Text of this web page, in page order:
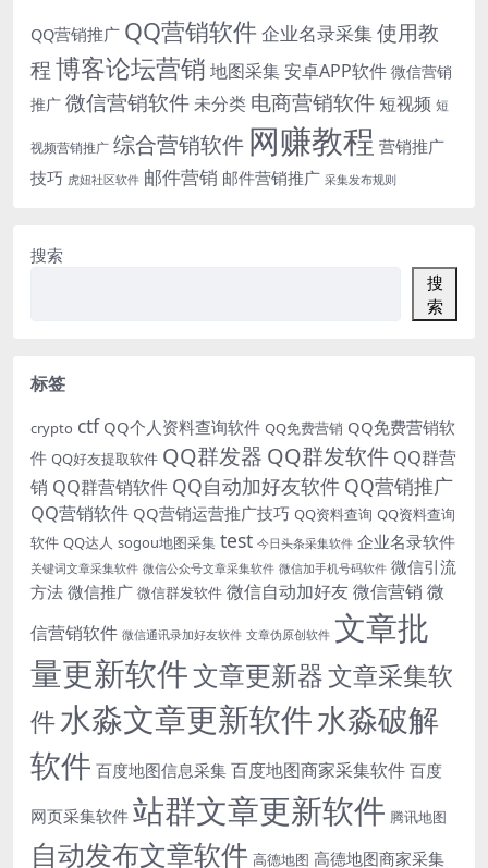
QQ营销推广 QQ营销软件企业名录采集使用教
程博客论坛营销 地图采集安卓APP软件 微信营销
推广 微信营销软件未分类 电商营销软件短视频 短
视频营销推广 综合营销软件 网赚教程 营销推广
技巧 虎妞社区软件 邮件营销 邮件营销推广 采集发布规则
搜索
搜
索
标签
crypto ctf QQ个人资料查询软件 QQ免费营销 QQ免费营销软
件 QQ好友提取软件 QQ群发器 QQ群发软件 QQ群营
销 QQ群营销软件 QQ自动加好友软件 QQ营销推广
QQ营销软件 QQ营销运营推广技巧 QQ资料查询 QQ资料查询
软件 QQ达人 sogou地图采集 test 今日头条采集软件 企业名录软件
关键词文章采集软件 微信公众号文章采集软件 微信加手机号码软件 微信引流
方法 微信推广 微信群发软件 微信自动加好友 微信营销 微
信营销软件 微信通讯录加好友软件 文章伪原创软件 文章批
量更新软件文章更新器文章采集软
件水淼文章更新软件水淼破解
软件 百度地图信息采集 百度地图商家采集软件 百度
网页采集软件 站群文章更新软件 腾讯地图
自动发布文章软件 高德地图 高德地图商家采集